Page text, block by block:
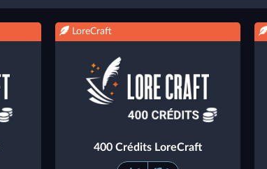
LoreCraft
400 Crédits LoreCraft